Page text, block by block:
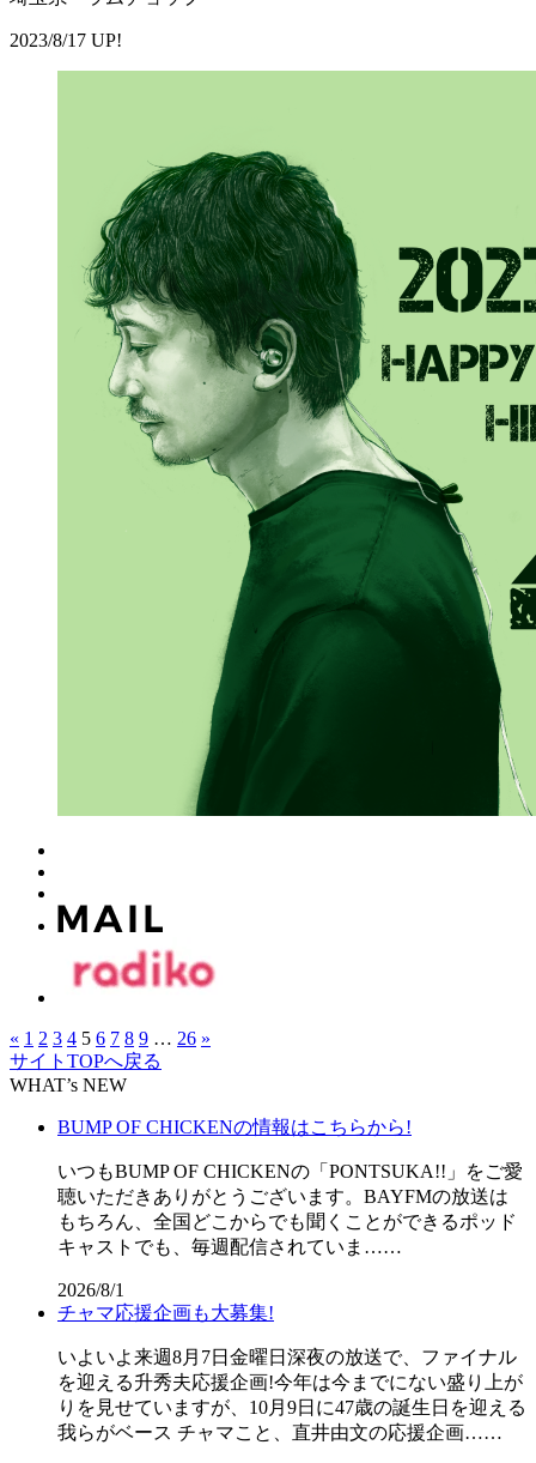
2023/8/17 UP!
« 1 2 3 4 5 6 7 8 9 … 26 »
サイトTOPへ戻る
WHAT’s NEW
BUMP OF CHICKENの情報はこちらから!
いつもBUMP OF CHICKENの「PONTSUKA!!」をご愛
聴いただきありがとうございます。BAYFMの放送は
もちろん、全国どこからでも聞くことができるポッド
キャストでも、毎週配信されていま……
2026/8/1
チャマ応援企画も大募集!
いよいよ来週8月7日金曜日深夜の放送で、ファイナル
を迎える升秀夫応援企画!今年は今までにない盛り上が
りを見せていますが、10月9日に47歳の誕生日を迎える
我らがベース チャマこと、直井由文の応援企画……